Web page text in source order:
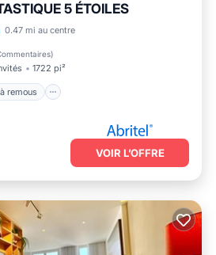
5 ÉTOILES
0.47 mi au centre
)
1722 pi²
remous
Bain à remous
Balcon/Terrasse
VOIR L’OFFRE